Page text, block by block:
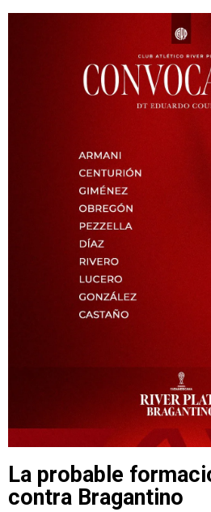
La probable
contra Bragantino